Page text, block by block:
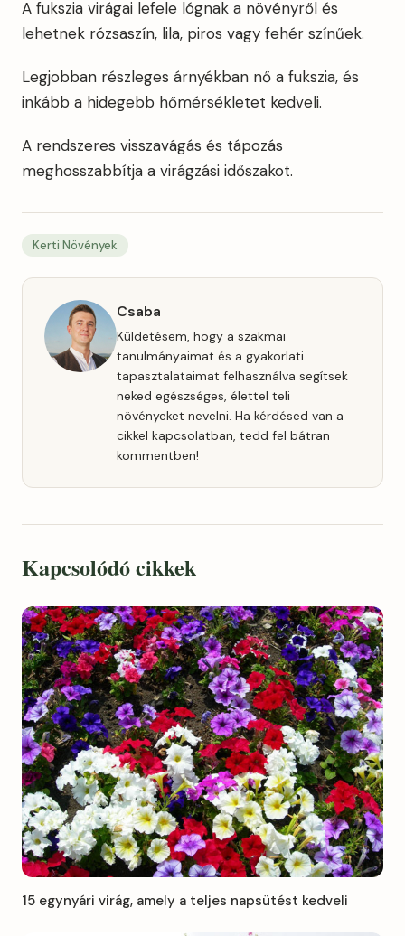
A fukszia virágai lefele lógnak a növényről és
lehetnek rózsaszín, lila, piros vagy fehér színűek.
Legjobban részleges árnyékban nő a fukszia, és
inkább a hidegebb hőmérsékletet kedveli.
A rendszeres visszavágás és tápozás
meghosszabbítja a virágzási időszakot.
Kerti Növények
Csaba
Küldetésem, hogy a szakmai
tanulmányaimat és a gyakorlati
tapasztalataimat felhasználva segítsek
neked egészséges, élettel teli
növényeket nevelni. Ha kérdésed van a
cikkel kapcsolatban, tedd fel bátran
kommentben!
Kapcsolódó cikkek
15 egynyári virág, amely a teljes napsütést kedveli